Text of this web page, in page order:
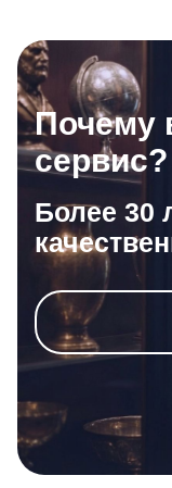
Почему
сервис?
Более 30